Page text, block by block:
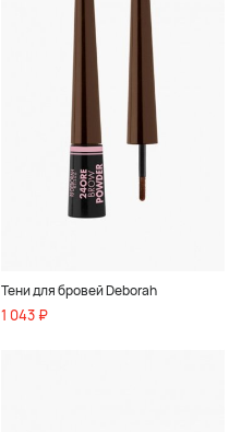
Тени для бровей Deborah
1 043 ₽